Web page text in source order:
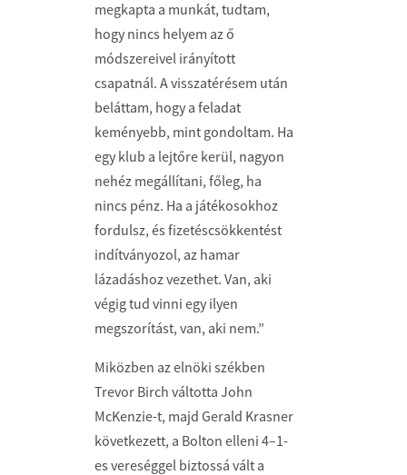
megkapta a munkát, tudtam,
hogy nincs helyem az ő
módszereivel irányított
csapatnál. A visszatérésem után
beláttam, hogy a feladat
keményebb, mint gondoltam. Ha
egy klub a lejtőre kerül, nagyon
nehéz megállítani, főleg, ha
nincs pénz. Ha a játékosokhoz
fordulsz, és fizetéscsökkentést
indítványozol, az hamar
lázadáshoz vezethet. Van, aki
végig tud vinni egy ilyen
megszorítást, van, aki nem.”
Miközben az elnöki székben
Trevor Birch váltotta John
McKenzie-t, majd Gerald Krasner
következett, a Bolton elleni 4–1-
es vereséggel biztossá vált a